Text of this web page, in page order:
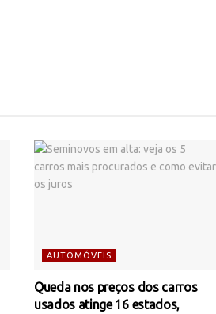
AUTOMÓVEIS
Queda nos preços dos carros
usados atinge 16 estados,